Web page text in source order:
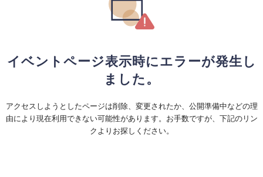
イベントページ表示時にエラーが発生し
ました。
アクセスしようとしたページは削除、変更されたか、公開準備中などの理
由により現在利用できない可能性があります。お手数ですが、下記のリン
クよりお探しください。